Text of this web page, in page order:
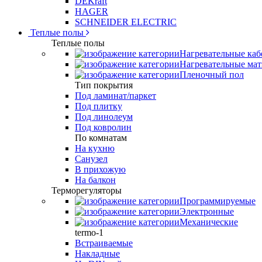
HAGER
SCHNEIDER ELECTRIC
Теплые полы
Теплые полы
Нагревательные
Нагревательные
Пленочный пол
Тип покрытия
Под ламинат/паркет
Под плитку
Под линолеум
Под ковролин
По комнатам
На кухню
Санузел
В прихожую
На балкон
Терморегуляторы
Программируемые
Электронные
Механические
termo-1
Встраиваемые
Накладные